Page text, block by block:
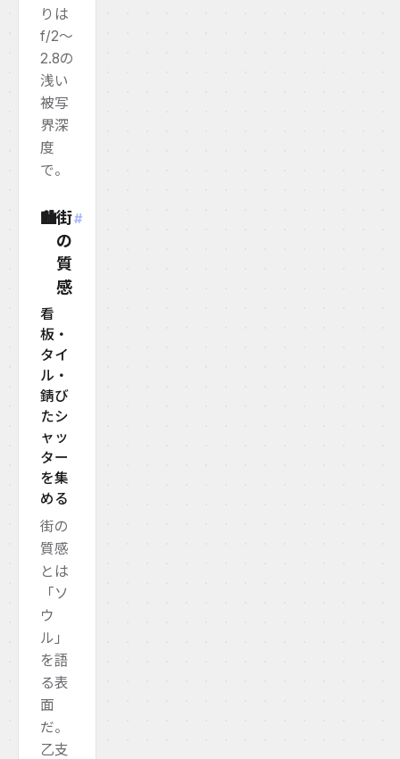
りは
f/2〜
2.8の
浅い
被写
界深
度
で。
🏙️街
の
質
感
#
看
板・
タイ
ル・
錆び
たシ
ャッ
ター
を集
める
街の
質感
とは
「ソ
ウ
ル」
を語
る表
面
だ。
乙支